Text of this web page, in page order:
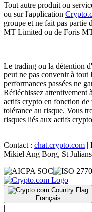
Tout autre produit ou
ou sur l'application
groupe et ne fait pas partie
MT Limited ou de Foris
Le trading ou la détention
peut ne pas convenir à tout
performances passées ne
Réfléchissez attentivement
actifs crypto en fonction de
tolérance au risque. Vous
risques liés aux actifs crypto
Contact : chat.crypto.com |
Mikiel Ang Borg, St
Français
|